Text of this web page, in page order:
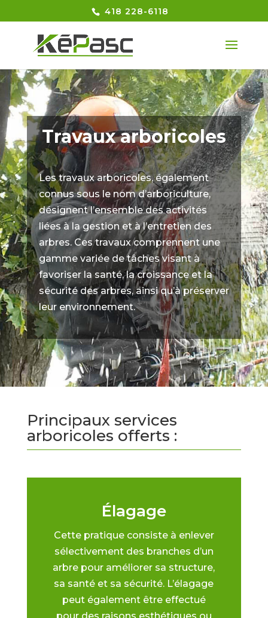
418 228-6118
Travaux arboricoles
Les travaux arboricoles, également
connus sous le nom d’arboriculture,
désignent l’ensemble des activités
liées à la gestion et à l’entretien des
arbres. Ces travaux comprennent une
gamme variée de tâches visant à
favoriser la santé, la croissance et la
sécurité des arbres, ainsi qu’à préserver
leur environnement.
Principaux services
arboricoles offerts :
Élagage
Cette pratique consiste à enlever
sélectivement des branches d’un
arbre pour améliorer sa structure,
sa santé et sa sécurité. L’élagage
peut également être effectué